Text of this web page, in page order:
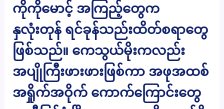
ကိုကိုမောင့် အကြည့်တွေက
နှလုံးတုန် ရင်ခုန်သည်းထိတ်စရာတွေ
ဖြစ်သည်။ ကေသွယ်မိုးကလည်း
အပျိုကြီးဖားဖားဖြစ်ကာ အဖုအထစ်
အရှိုက်အဝိုက် ကောက်ကြောင်းတွေ